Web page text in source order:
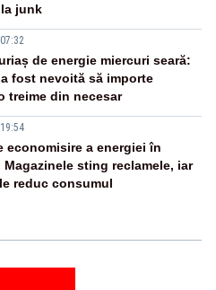
junk
de energie miercuri seară:
fost nevoită să importe
treime din necesar
economisire a energiei în
Magazinele sting reclamele, iar
reduc consumul